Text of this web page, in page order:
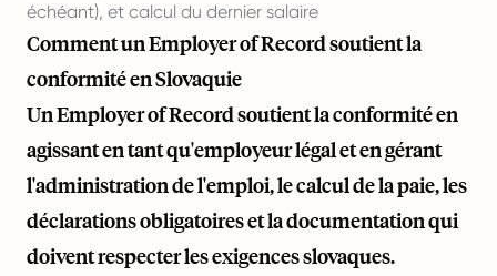
échéant), et calcul du dernier salaire
Comment un Employer of Record soutient la
conformité en Slovaquie
Un Employer of Record soutient la conformité en
agissant en tant qu'employeur légal et en gérant
l'administration de l'emploi, le calcul de la paie, les
déclarations obligatoires et la documentation qui
doivent respecter les exigences slovaques.